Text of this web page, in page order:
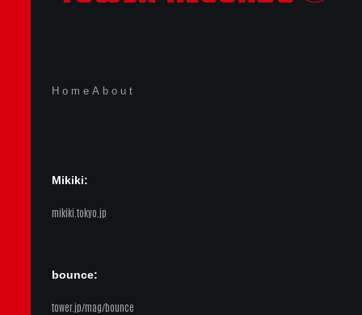
Home About
Mikiki:
mikiki.tokyo.jp
bounce:
tower.jp/mag/bounce